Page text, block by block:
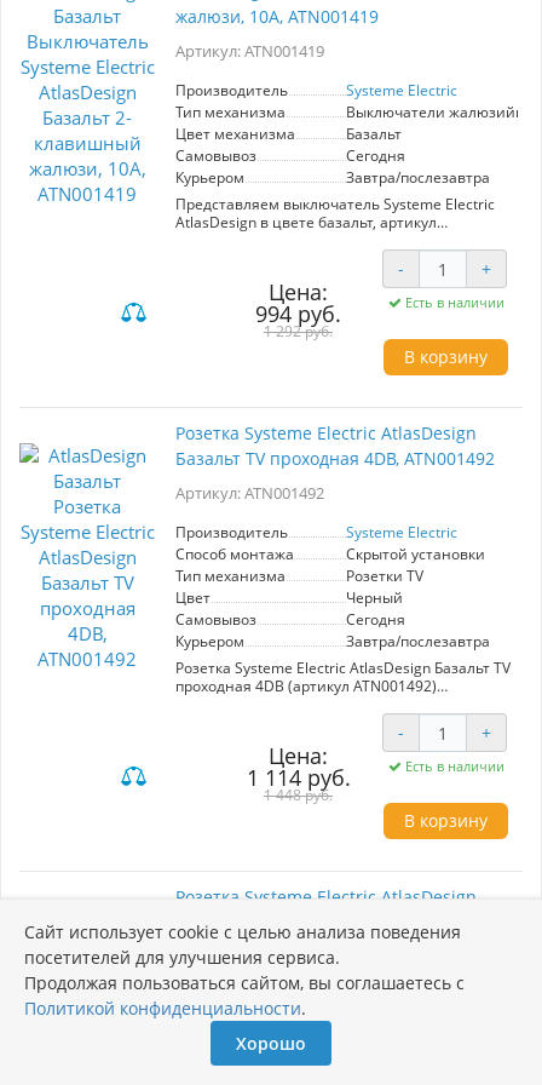
монтажной коробке, упрощая процесс
установки. Этот переключатель станет
отличным дополнением интерьера, придавая
ему современный вид.
жалюзи, 10А, ATN001419
Артикул: ATN001419
Производитель
Systeme Electric
Тип механизма
Выключатели
Цвет механизма
Базальт
Самовывоз
Сегодня
Курьером
Завтра/послезавтра
Представляем выключатель Systeme Electric
AtlasDesign в цвете базальт, артикул
выключатель предназначен для управления
освещением в жилых и офисных помещениях.
Механизм обладает высокой надежностью и
простотой в эксплуатации, обеспечивая
комфортное использование электрических
цепей до 10А. Эстетически привлекательный
цвет базальт гармонично впишется в любой
оформлении. Выключатель изготавливается
производителем Systeme Electric, который
известен высоким качеством своей
продукции. Выбор данного выключателя
внешний вид, что делает его идеальным
Цена:
994 руб.
1 292 руб.
- +
Есть в наличии
В корзину
Розетка Systeme Electric AtlasDesign
Базальт TV проходная 4DB, ATN001492
Артикул: ATN001492
Производитель
Systeme Electric
Способ монтажа
Скрытой установки
Тип механизма
Розетки TV
Цвет
Черный
Самовывоз
Сегодня
Курьером
Завтра/послезавтра
Розетка Systeme Electric AtlasDesign Базальт TV
проходная 4DB (артикул ATN001492)
и других аудиовизуальных устройств.
Изготавливается в стильном цвете базальт,
гармонично вписывающемся в современный
интерьер. Преимущества: простота установки,
надежность в эксплуатации и эстетичный
внешний вид. Подходит для использования в
жилых и офисных помещениях.
Цена:
1 114 руб.
1 448 руб.
- +
Есть в наличии
В корзину
Розетка Systeme Electric AtlasDesign
Базальт компьютерная RJ45, кат.5E
ATN001483
Артикул: ATN001483
Производитель
Тип механизма
Цвет механизма
Сайт использует cookie с целью анализа поведения
посетителей для улучшения сервиса.
Продолжая пользоваться сайтом, вы соглашаетесь с
Политикой конфиденциальности.
Хорошо